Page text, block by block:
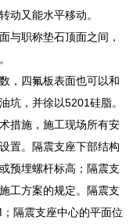
动又能水平移动。
与职称垫石顶面之间，
，四氟板表面也可以和
坑，并徐以5201硅脂。
措施，施工现场所有安
置。隔震支座下部结构
预埋螺杆标高；隔震支
工方案的规定。隔震支
隔震支座中心的平面位